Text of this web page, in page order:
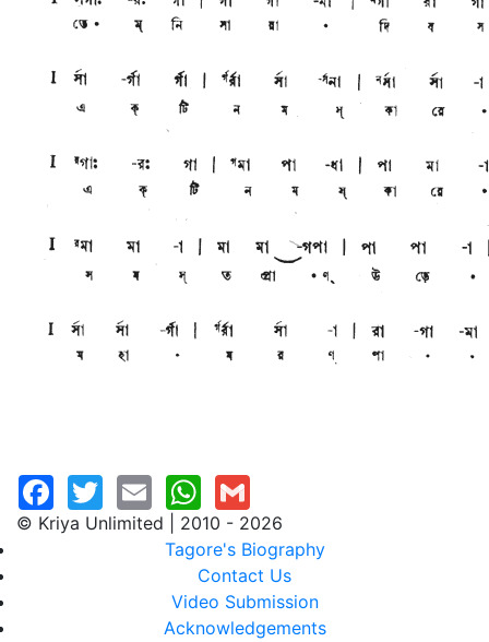
© Kriya Unlimited | 2010 - 2026
Tagore's Biography
Contact Us
Video Submission
Acknowledgements